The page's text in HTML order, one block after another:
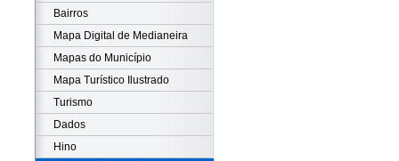
Bairros
Mapa Digital de Medianeira
Mapas do Município
Mapa Turístico Ilustrado
Turismo
Dados
Hino